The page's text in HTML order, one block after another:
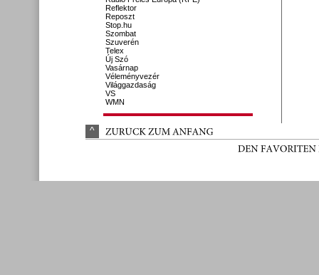
Reflektor
Reposzt
Stop.hu
Szombat
Szuverén
Telex
Új Szó
Vasárnap
Véleményvezér
Világgazdaság
VS
WMN
^ ZURÜCK ZUM ANFANG
DEN FAVORITEN